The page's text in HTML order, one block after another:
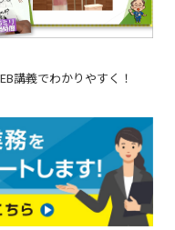
講義でわかりやすく！